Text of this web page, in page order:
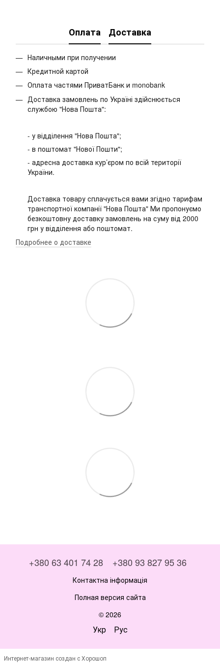
Оплата Доставка
Наличными при получении
Кредитной картой
Оплата частями ПриватБанк и monobank
Доставка замовлень по Україні здійснюється
службою "Нова Пошта":
- у відділення "Нова Пошта";
- в поштомат "Нової Пошти";
- адресна доставка кур’єром по всій території
України.
Доставка товару сплачується вами згідно тарифам
транспортної компанії "Нова Пошта" Ми пропонуємо
безкоштовну доставку замовлень на суму від 2000
грн у відділення або поштомат.
Подробнее о доставке
+380 63 401 74 28 +380 93 827 95 36
Контактна інформація
Полная версия сайта
© 2026
Укр Рус
Интернет-магазин создан с Хорошоп